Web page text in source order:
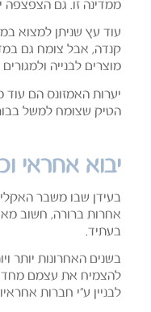
ממדינה זו. גם הצפצפה
עוד עץ שניתן למצוא
קנדה, אבל צומח גם
מוצרים לבנייה
יערות האמזונס הם עוד
הטיק שצומח למשל
יבוא אחראי
בעידן שבו משבר
אחרות ברורה, חשוב
בעתיד.
בשנים האחרונות יותר
להצמיח את עצמם מחדש
לבניין ע"י חברות